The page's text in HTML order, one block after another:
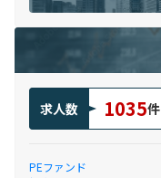
求人数 1035件
PEファンド